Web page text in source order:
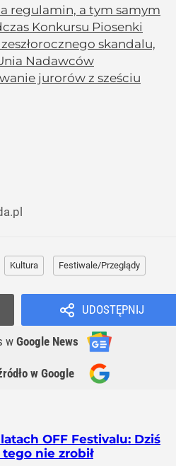
regulamin, a tym samym
Konkursu Piosenki
skandalu,
Nadawców
jurorów z sześciu
Kultura Festiwale/Przeglądy
UDOSTĘPNIJ
w Google News
w Google
OFF Festivalu: Dziś
nie zrobił